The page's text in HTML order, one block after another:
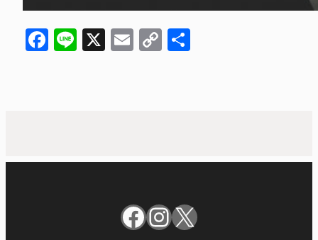
Facebook
Line
X EmailCopy
Facebook
Instagram
X